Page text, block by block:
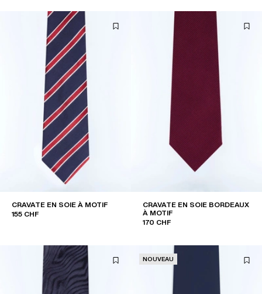
CRAVATE EN SOIE À MOTIF
155 CHF
CRAVATE EN SOIE BORDEAUX
À MOTIF
170 CHF
NOUVEAU